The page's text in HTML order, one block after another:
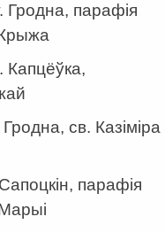
парафія
св. Казiмiра
парафiя